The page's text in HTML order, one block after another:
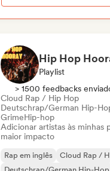
Playlist
> 1500 feedbacks
Cloud Rap / Hip Hop
Deutschrap/German Hip-
GrimeHip-hop
Adicionar artistas às minhas
maior impacto
Rap em inglês
Cloud Rap /